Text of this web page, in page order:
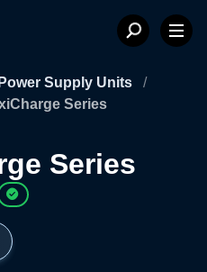
Supply Units
/
Series
Series